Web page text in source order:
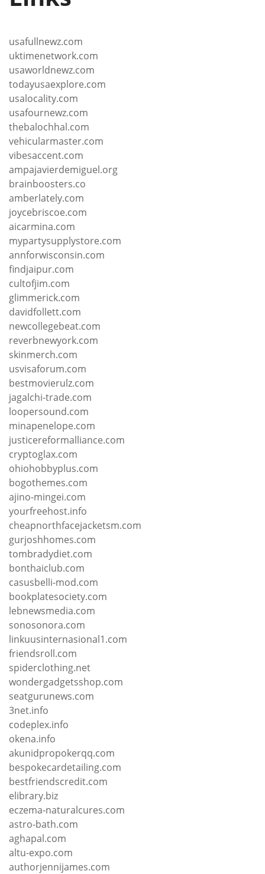
usafullnewz.com
uktimenetwork.com
usaworldnewz.com
todayusaexplore.com
usalocality.com
usafournewz.com
thebalochhal.com
vehicularmaster.com
vibesaccent.com
ampajavierdemiguel.org
brainboosters.co
amberlately.com
joycebriscoe.com
aicarmina.com
mypartysupplystore.com
annforwisconsin.com
findjaipur.com
cultofjim.com
glimmerick.com
davidfollett.com
newcollegebeat.com
reverbnewyork.com
skinmerch.com
usvisaforum.com
bestmovierulz.com
jagalchi-trade.com
loopersound.com
minapenelope.com
justicereformalliance.com
cryptoglax.com
ohiohobbyplus.com
bogothemes.com
ajino-mingei.com
yourfreehost.info
cheapnorthfacejacketsm.com
gurjoshhomes.com
tombradydiet.com
bonthaiclub.com
casusbelli-mod.com
bookplatesociety.com
lebnewsmedia.com
sonosonora.com
linkuusinternasional1.com
friendsroll.com
spiderclothing.net
wondergadgetsshop.com
seatgurunews.com
3net.info
codeplex.info
okena.info
akunidpropokerqq.com
bespokecardetailing.com
bestfriendscredit.com
elibrary.biz
eczema-naturalcures.com
astro-bath.com
aghapal.com
altu-expo.com
authorjennijames.com